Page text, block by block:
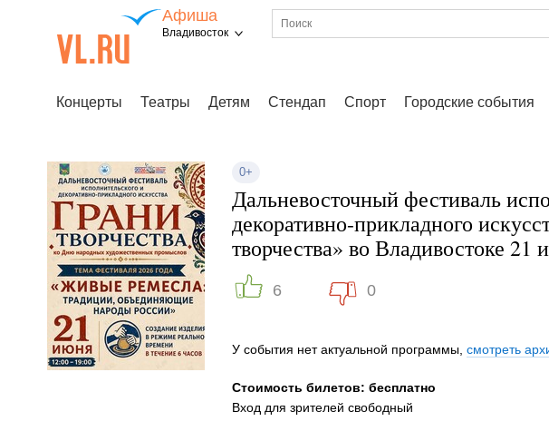
Афиша
Владивосток
Концерты Театры Детям Стендап Спорт Городские события
0+
Дальневосточный фестиваль
декоративно-прикладного
творчества» во Владивостоке 21
6 0
У события нет актуальной программы, смотреть
Стоимость билетов: бесплатно
Вход для зрителей свободный